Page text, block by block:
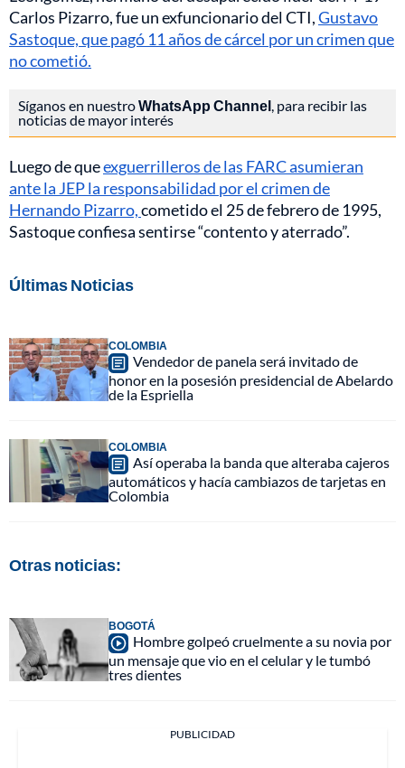
Carlos Pizarro, fue un exfuncionario del CTI,Gustavo
Sastoque, que pagó 11 años de cárcel por un crimen que
no cometió.
Síganos en nuestroWhatsApp Channel , para recibir las
noticias de mayor interés
Luego de queexguerrilleros de las FARC asumieran
ante la JEP la responsabilidad por el crimen de
Hernando Pizarro,cometido el 25 de febrero de 1995,
Sastoque confiesa sentirse “contento y aterrado”.
Últimas Noticias
COLOMBIA
Vendedor de panela será invitado de
honor en la posesión presidencial de Abelardo
de la Espriella
COLOMBIA
Así operaba la banda que alteraba cajeros
automáticos y hacía cambiazos de tarjetas en
Colombia
Otras noticias:
BOGOTÁ
Hombre golpeó cruelmente a su novia por
un mensaje que vio en el celular y le tumbó
tres dientes
PUBLICIDAD